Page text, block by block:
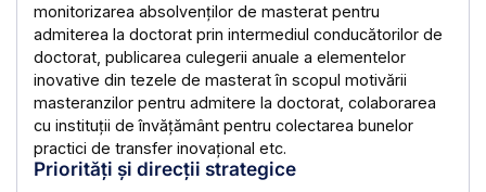
monitorizarea absolvenților de masterat pentru
admiterea la doctorat prin intermediul conducătorilor de
doctorat, publicarea culegerii anuale a elementelor
inovative din tezele de masterat în scopul motivării
masteranzilor pentru admitere la doctorat, colaborarea
cu instituții de învățământ pentru colectarea bunelor
practici de transfer inovațional etc.
Priorități și direcții strategice